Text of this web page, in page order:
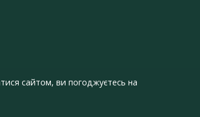
сайтом, ви погоджуєтесь на